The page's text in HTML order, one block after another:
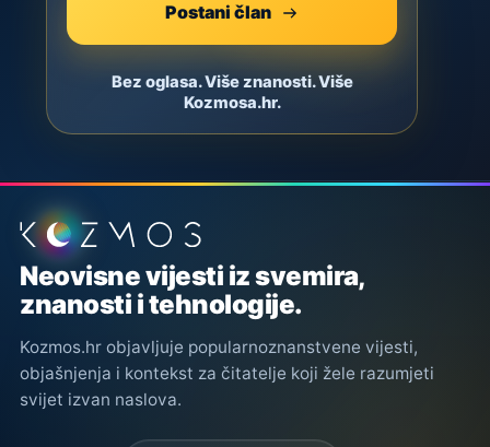
Postani član
Bez oglasa. Više znanosti. Više
Kozmosa.hr.
Podnožje stranice
Neovisne vijesti iz svemira,
znanosti i tehnologije.
Kozmos.hr objavljuje popularnoznanstvene vijesti,
objašnjenja i kontekst za čitatelje koji žele razumjeti
svijet izvan naslova.